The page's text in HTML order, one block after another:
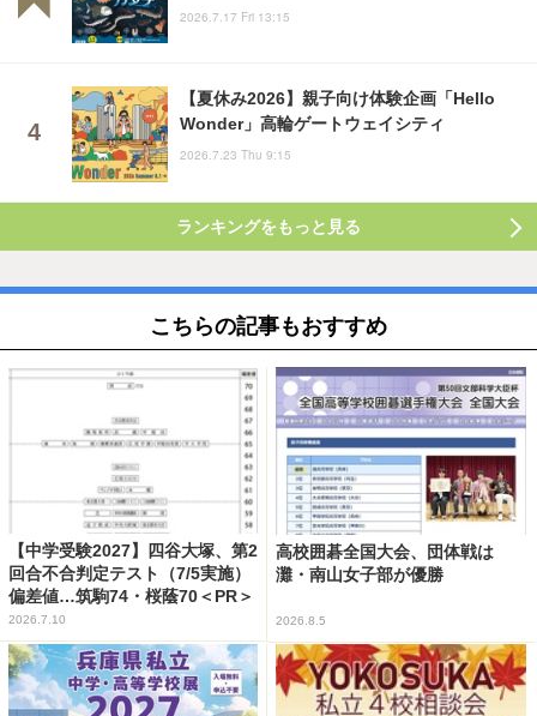
2026.7.17 Fri 13:15
【夏休み2026】親子向け体験企画「Hello
Wonder」高輪ゲートウェイシティ
2026.7.23 Thu 9:15
ランキングをもっと見る
こちらの記事もおすすめ
【中学受験2027】四谷大塚、第2
回合不合判定テスト（7/5実施）
偏差値…筑駒74・桜蔭70＜PR＞
2026.7.10
高校囲碁全国大会、団体戦は
灘・南山女子部が優勝
2026.8.5